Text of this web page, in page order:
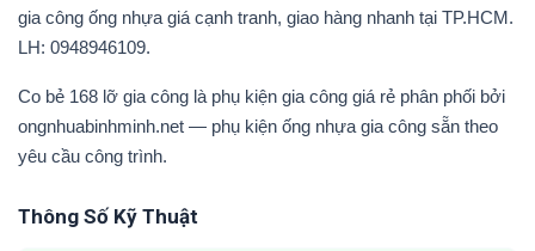
gia công ống nhựa giá cạnh tranh, giao hàng nhanh tại TP.HCM.
LH: 0948946109.
Co bẻ 168 lỡ gia công là phụ kiện gia công giá rẻ phân phối bởi
ongnhuabinhminh.net — phụ kiện ống nhựa gia công sẵn theo
yêu cầu công trình.
Thông Số Kỹ Thuật